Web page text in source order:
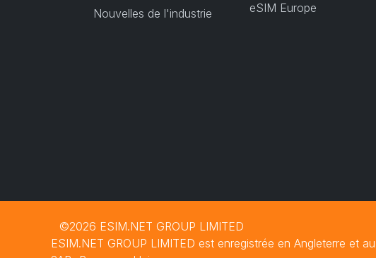
Nouvelles de l'industrie
eSIM Europe
©2026 ESIM.NET GROUP LIMITED
ESIM.NET GROUP LIMITED est enregistrée en Angleterre et